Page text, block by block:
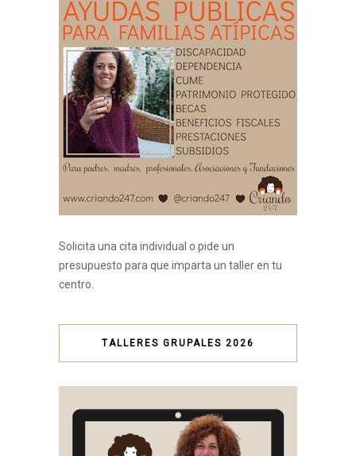
Solicita una cita individual o pide un
presupuesto para que imparta un taller en tu
centro.
TALLERES GRUPALES 2026